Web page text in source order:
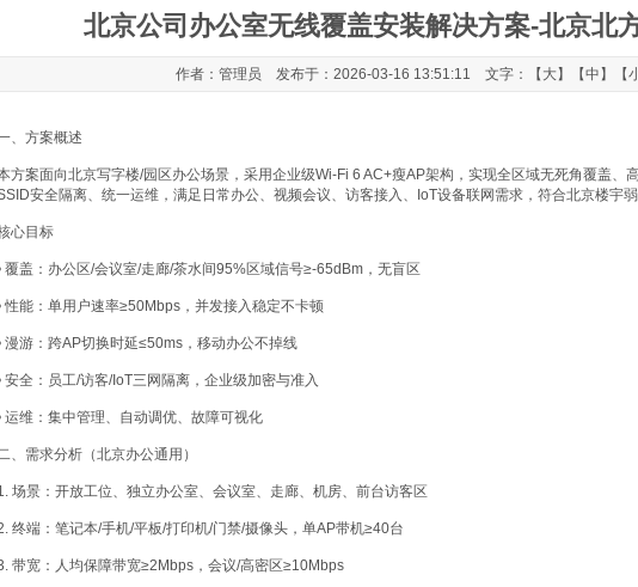
北京公司办公室无线覆盖安装解决方案-北京北
作者：管理员 发布于：2026-03-16 13:51:11 文字：【 大】【中 】【
、方案概述
方案面向北京写字楼/园区办公场景，采用企业级Wi-Fi 6 AC+瘦AP架构，实现全区域无死角覆盖、
安全隔离、统一运维，满足日常办公、视频会议、访客接入、IoT设备联网需求，符合北京楼宇弱
心目标
覆盖：办公区/会议室/走廊/茶水间95%区域信号≥-65dBm，无盲区
性能：单用户速率≥50Mbps，并发接入稳定不卡顿
漫游：跨AP切换时延≤50ms，移动办公不掉线
安全：员工/访客/IoT三网隔离，企业级加密与准入
运维：集中管理、自动调优、故障可视化
、需求分析（北京办公通用）
场景：开放工位、独立办公室、会议室、走廊、机房、前台访客区
终端：笔记本/手机/平板/打印机/门禁/摄像头，单AP带机≥40台
带宽：人均保障带宽≥2Mbps，会议/高密区≥10Mbps